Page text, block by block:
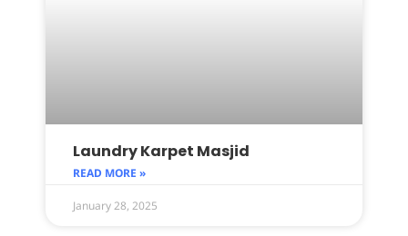
Laundry Karpet Masjid
READ MORE »
January 28, 2025